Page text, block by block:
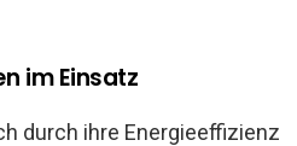
im Einsatz
durch ihre Energieeffizienz